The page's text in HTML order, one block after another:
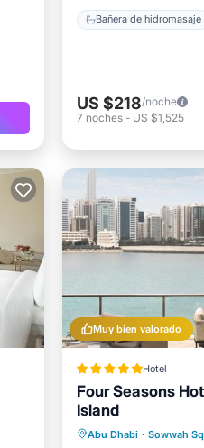
Bañera de hidromasaje
US $218/noche
7 noches - US $1,525
Muy bien valorado
Hotel
Four Seasons
Island
Abu Dhabi · Sowwah
Desayuno